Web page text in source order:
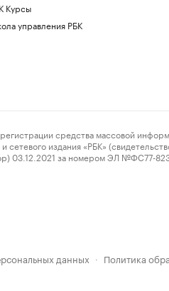
Курсы
управления РБК
средства массовой
издания «РБК»
03.12.2021 за номером ЭЛ №ФС77-
данных · Политика